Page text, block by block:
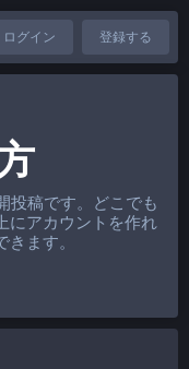
ログイン 登録する
投稿です。どこでも
にアカウントを作れ
ます。